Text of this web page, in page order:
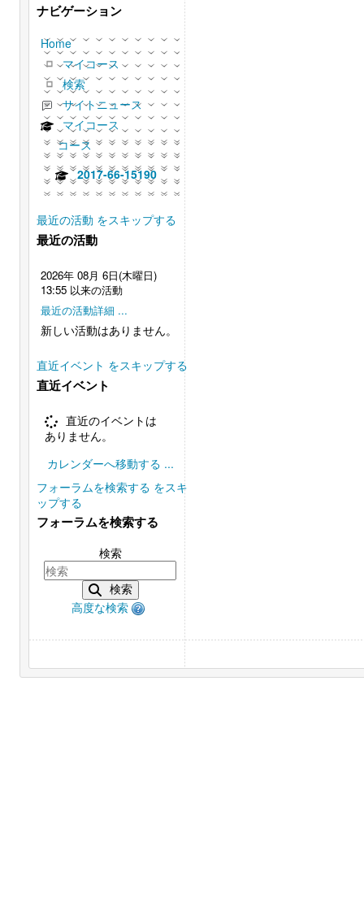
ナビゲーション
Home
マイコース
検索
サイトニュース
マイコース
コース
2017-66-15190
最近の活動 をスキップする
最近の活動
2026年 08月 6日(木曜日)
13:55 以来の活動
最近の活動詳細 ...
新しい活動はありません。
直近イベント をスキップする
直近イベント
直近のイベントは
ありません。
カレンダーへ移動する ...
フォーラムを検索する をスキ
ップする
フォーラムを検索する
検索
検索
高度な検索